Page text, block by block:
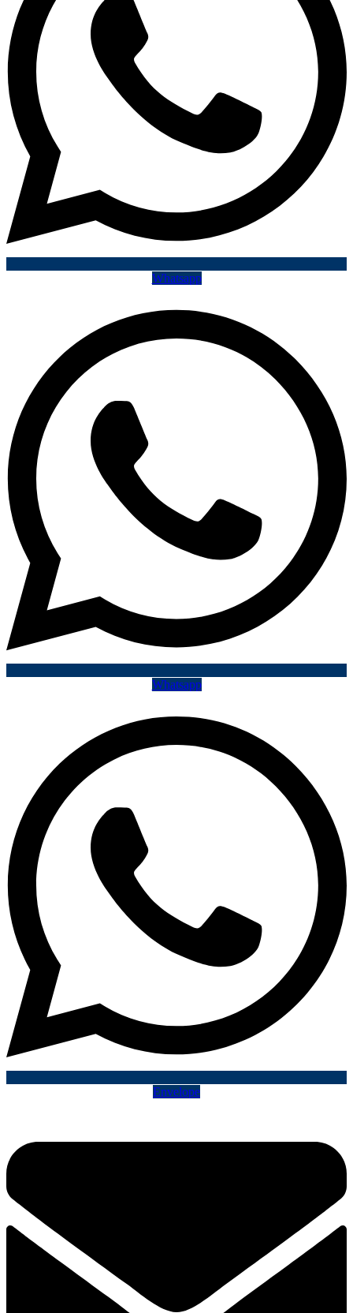
Whatsapp
Whatsapp
Envelope